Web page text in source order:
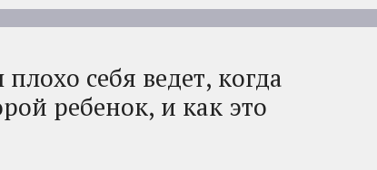
себя ведет, когда
ребенок, и как это